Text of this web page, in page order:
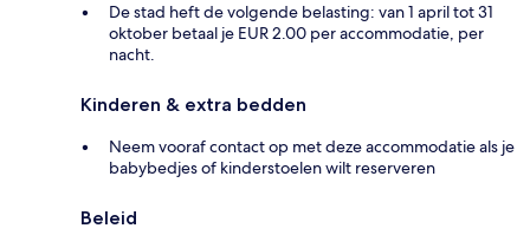
De stad heft de volgende belasting: van 1 april tot 31
oktober betaal je EUR 2.00 per accommodatie, per
nacht.
Kinderen & extra bedden
Neem vooraf contact op met deze accommodatie als je
babybedjes of kinderstoelen wilt reserveren
Beleid